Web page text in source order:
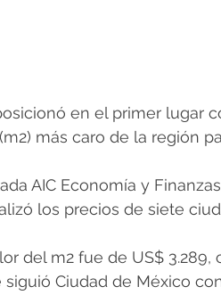
en el primer lugar
más caro de la región
AIC Economía y
los precios de siete
del m2 fue de US$ 3.289,
Ciudad de México